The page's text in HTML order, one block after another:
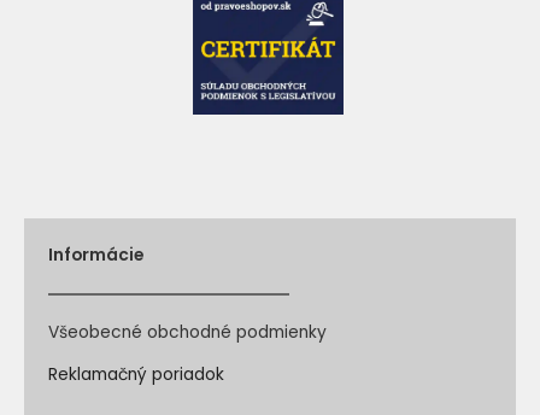
Informácie
Všeobecné obchodné podmienky
Reklamačný poriadok